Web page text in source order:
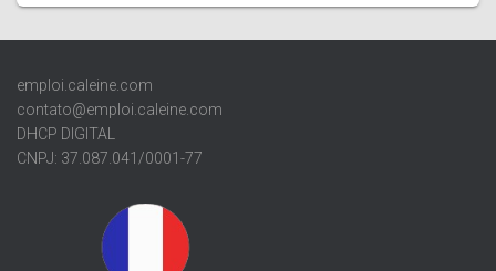
emploi.caleine.com
contato@emploi.caleine.com
DHCP DIGITAL
CNPJ: 37.087.041/0001-77